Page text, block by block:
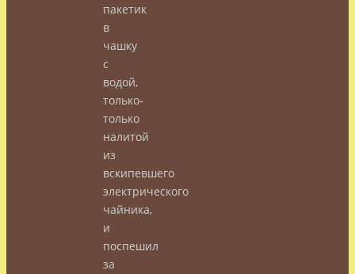
пакетик
в
чашку
с
водой,
только-
только
налитой
из
вскипевшего
электрического
чайника,
и
поспешил
за